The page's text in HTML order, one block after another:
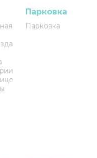
Парковка
Парковка